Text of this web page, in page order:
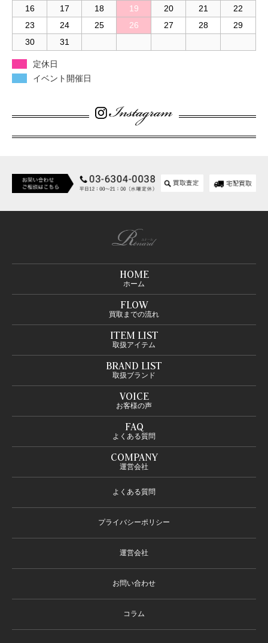
16
17 18 19 20 21
22
23
24 25 26 27 28
29
30
31
定休日
イベント開催日
HOME
ホーム
FLOW
買取までの流れ
ITEM LIST
取扱アイテム
BRAND LIST
取扱ブランド
VOICE
お客様の声
FAQ
よくある質問
COMPANY
運営会社
よくある質問
プライバシーポリシー
運営会社
お問い合わせ
コラム